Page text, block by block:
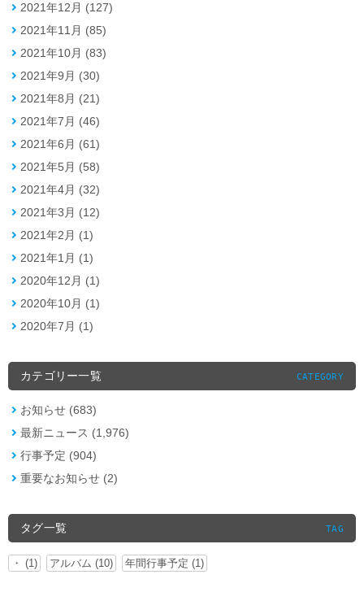
2021年12月 (127)
2021年11月 (85)
2021年10月 (83)
2021年9月 (30)
2021年8月 (21)
2021年7月 (46)
2021年6月 (61)
2021年5月 (58)
2021年4月 (32)
2021年3月 (12)
2021年2月 (1)
2021年1月 (1)
2020年12月 (1)
2020年10月 (1)
2020年7月 (1)
カテゴリー一覧 CATEGORY
お知らせ (683)
最新ニュース (1,976)
行事予定 (904)
重要なお知らせ (2)
タグ一覧 TAG
・ (1) アルバム (10) 年間行事予定 (1)